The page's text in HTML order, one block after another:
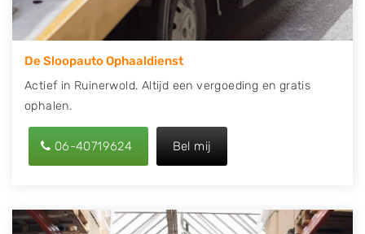
Toyota, Volkswagen en Volvo.
De Sloopauto Ophaaldienst
Actief in Ruinerwold. Altijd een vergoeding en gratis
ophalen.
06-40719624 Bel mij